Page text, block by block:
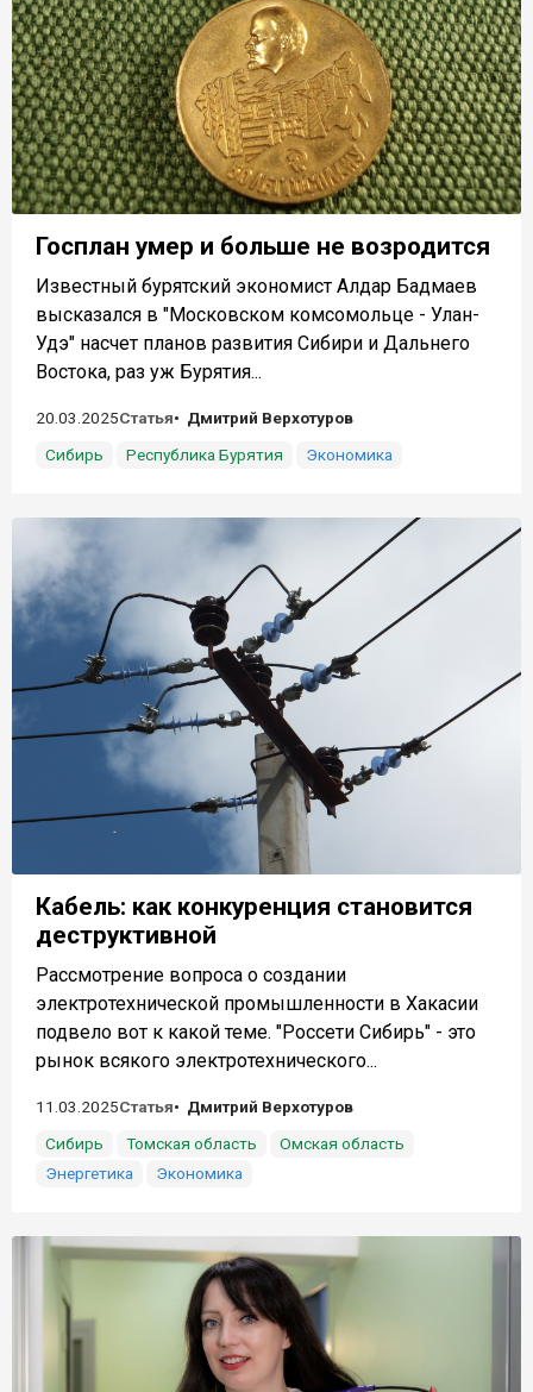
Госплан умер и больше не возродится
Известный бурятский экономист Алдар Бадмаев
высказался в "Московском комсомольце - Улан-
Удэ" насчет планов развития Сибири и Дальнего
Востока, раз уж Бурятия...
20.03.2025Статья
Дмитрий Верхотуров
Сибирь
Республика Бурятия Экономика
Кабель: как конкуренция становится
деструктивной
Рассмотрение вопроса о создании
электротехнической промышленности в Хакасии
подвело вот к какой теме. "Россети Сибирь" - это
рынок всякого электротехнического...
11.03.2025Статья
Дмитрий Верхотуров
Сибирь
Томская область
Омская область
Энергетика
Экономика